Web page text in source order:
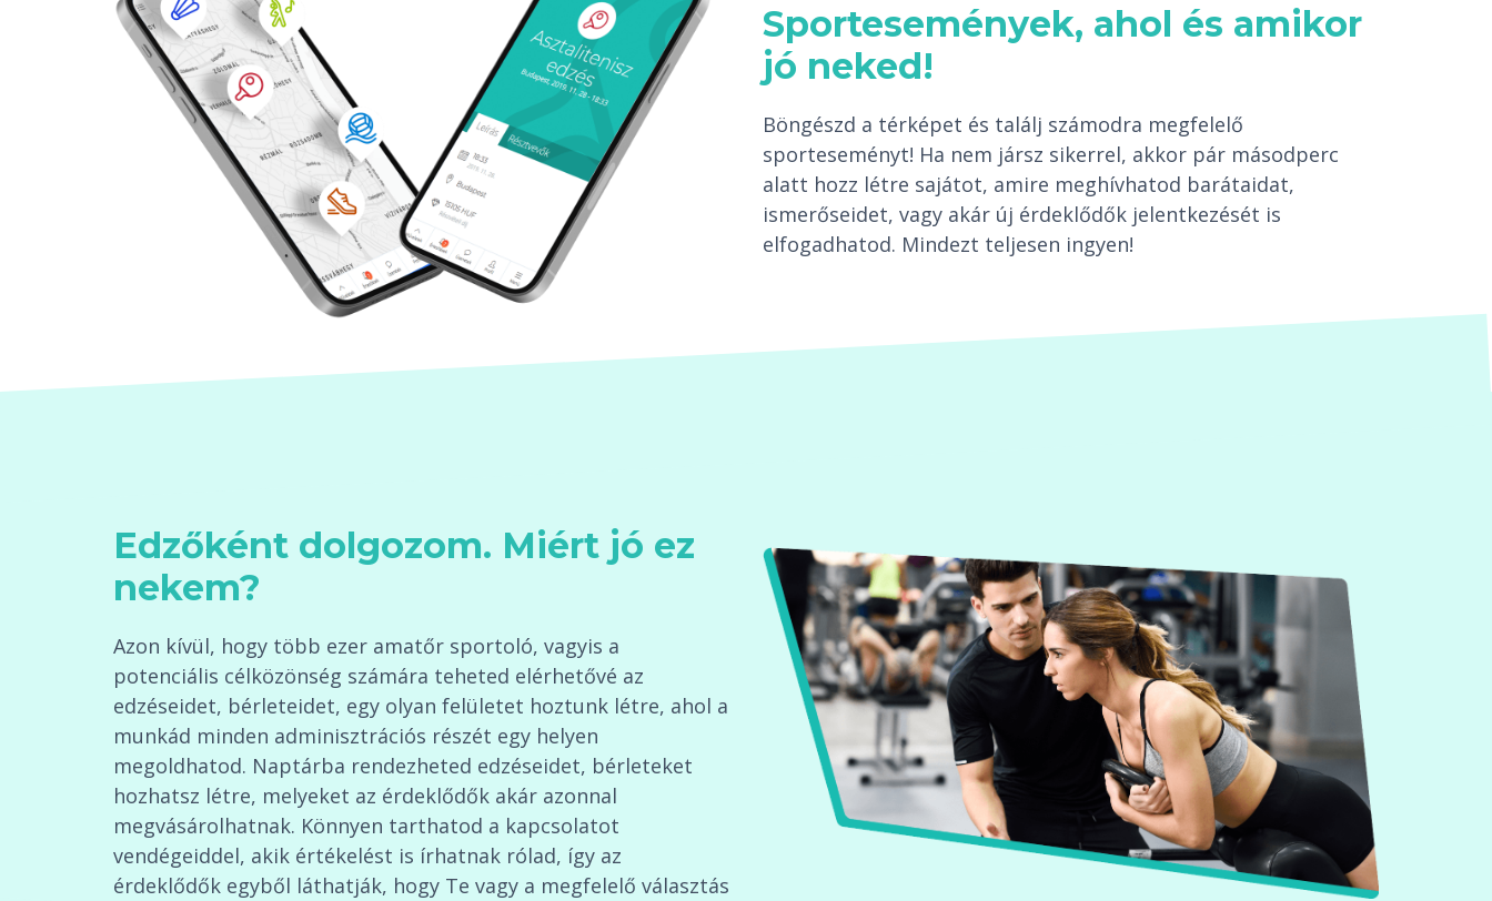
Sportesemények, ahol és amikor
jó neked!
Böngészd a térképet és találj számodra megfelelő
sporteseményt! Ha nem jársz sikerrel, akkor pár másodperc
alatt hozz létre sajátot, amire meghívhatod barátaidat,
ismerőseidet, vagy akár új érdeklődők jelentkezését is
elfogadhatod. Mindezt teljesen ingyen!
Edzőként dolgozom. Miért jó ez
nekem?
Azon kívül, hogy több ezer amatőr sportoló, vagyis a
potenciális célközönség számára teheted elérhetővé az
edzéseidet, bérleteidet, egy olyan felületet hoztunk létre, ahol a
munkád minden adminisztrációs részét egy helyen
megoldhatod. Naptárba rendezheted edzéseidet, bérleteket
hozhatsz létre, melyeket az érdeklődők akár azonnal
megvásárolhatnak. Könnyen tarthatod a kapcsolatot
vendégeiddel, akik értékelést is írhatnak rólad, így az
érdeklődők egyből láthatják, hogy Te vagy a megfelelő választás